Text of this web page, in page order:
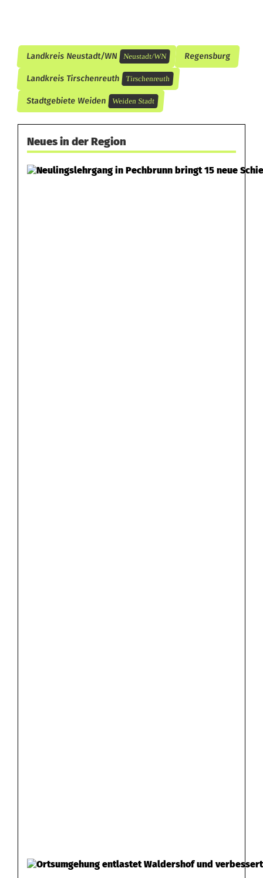
e
i
g
Landkreis Neustadt/WN Neustadt/WN Regensburg
Landkreis Tirschenreuth Tirschenreuth
Stadtgebiete Weiden Weiden Stadt
Neues in der Region